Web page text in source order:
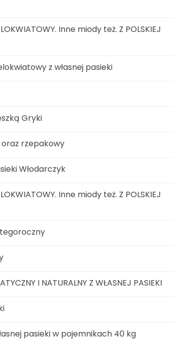
Inne miody też. Z POLSKIEJ
z własnej pasieki
Gryki
rzepakowy
Włodarczyk
Inne miody też. Z POLSKIEJ
I NATURALNY Z WŁASNEJ PASIEKI
pasieki w pojemnikach 40 kg